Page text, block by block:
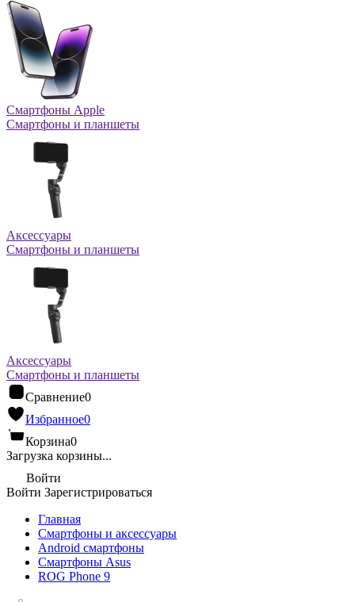
Смартфоны Apple
Смартфоны и планшеты
Аксессуары
Смартфоны и планшеты
Аксессуары
Смартфоны и планшеты
Сравнение0
Избранное0
Корзина0
Загрузка корзины...
Войти
Войти Зарегистрироваться
Главная
Смартфоны и аксессуары
Android cмартфоны
Смартфоны Asus
ROG Phone 9